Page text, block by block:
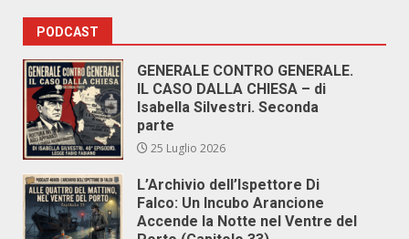
PODCAST
GENERALE CONTRO GENERALE.
IL CASO DALLA CHIESA – di
Isabella Silvestri. Seconda
parte
25 Luglio 2026
L’Archivio dell’Ispettore Di
Falco: Un Incubo Arancione
Accende la Notte nel Ventre del